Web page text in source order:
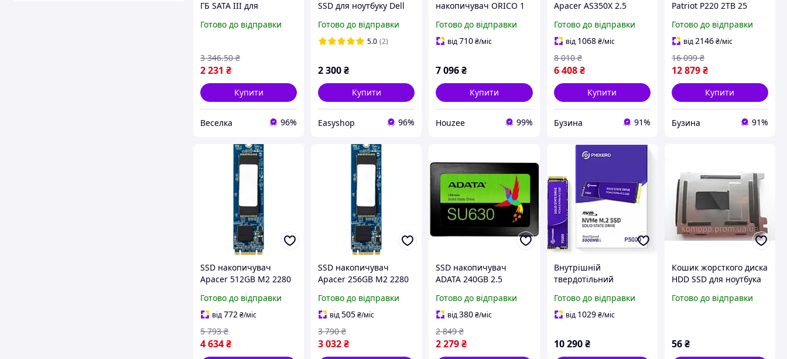
ГБ SATA III для
продуктивності
передачі даних. FLAME
Готово до відправки
2 231 ₴
3 346.50 ₴
Купити
Веселка 96%
SSD для ноутбуку Dell
Rugged новий
Готово до відправки
5.0 (2)
2 300₴
Купити
Easyshop 96%
накопичувач ORICO 1
ноутбуків та настільних
ПК висока швидкість до
Готово до відправки
від710₴/міс
7 096₴
Купити
Houzee 99%
Apacer AS350X 2.5
твердотільний диск для
ПК та ноутбука mayak
Готово до відправки
від 1068 ₴/міс
6 408 ₴
8 010 ₴
Купити
Бузина 91%
Patriot P220 2TB 25
диск для ноутбука та
комп'ютера mars
Готово до відправки
від 2146₴/міс
12 879₴
16 099 ₴
Купити
Бузина 91%
SSD накопичувач
Apacer 512GB M2 2280
ноутбука та комп'ютера
newyork
Готово до відправки
від772₴/міс
4 634₴
5 793 ₴
SSD накопичувач
Apacer 256GB M2 2280
ноутбука та комп'ютера
sea
Готово до відправки
від505₴/міс
3 032₴
3 790 ₴
SSD накопичувач
ADATA 240GB 2.5
твердотільний диск для
ПК та ноутбука sea
Готово до відправки
від380₴/міс
2 279₴
2 849 ₴
Внутрішній
твердотільний
ноутбуків 2 ТБ Phixero
Solid State Drive NVMe
Швидкий NVMe
накопичувач
Готово до відправки
від 1029 ₴/міс
10 290 ₴
Кошик жорсткого диска
HDD SSD для ноутбука
X50M X50N X50R X50RL
Готово до відправки
56₴